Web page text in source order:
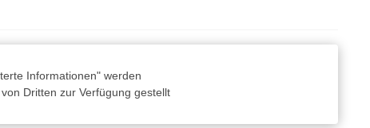
Informationen" werden
Dritten zur Verfügung gestellt